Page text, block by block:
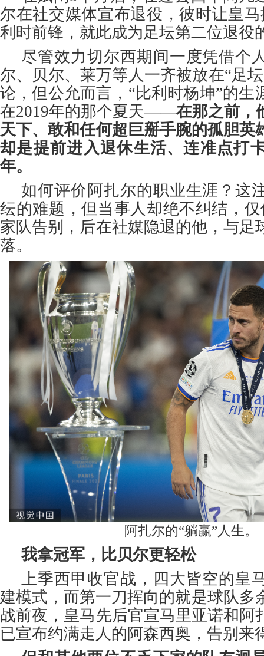
尔在社交媒体宣布退役，彼时让皇
利时前锋，就此成为足坛第二位退役
尽管效力切尔西期间一度凭借个
尔、贝尔、莱万等人一齐被放在“足
论，但公允而言，“比利时杨坤”的生
在2019年的那个夏天——在那之前，
天下、敢和任何超巨掰手腕的孤胆英
却是提前进入退休生活、连准点打
年。
如何评价阿扎尔的职业生涯？这
纭的难题，但当事人却绝不纠结，
家队告别，后在社媒隐退的他，与足
落。
阿扎尔的“躺赢”人生。
我拿冠军，比贝尔更轻松
上季西甲收官战，四大皆空的皇
建模式，而第一刀挥向的就是球队多
战前夜，皇马先后官宣马里亚诺和阿
已宣布约满走人的阿森西奥，告别来